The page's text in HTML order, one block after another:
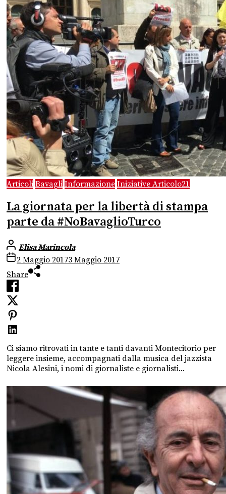
Articoli Bavagli Informazione Iniziative Articolo21
La giornata per la libertà di stampa
parte da #NoBavaglioTurco
Elisa Marincola
2 Maggio 20173 Maggio 2017
Share
Ci siamo ritrovati in tante e tanti davanti Montecitorio per
leggere insieme, accompagnati dalla musica del jazzista
Nicola Alesini, i nomi di giornaliste e giornalisti...